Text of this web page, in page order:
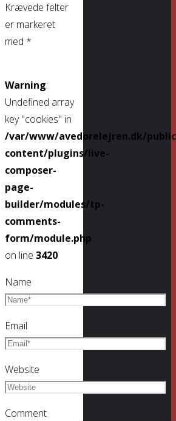
Krævede felter
er markeret
med *
Warning:
Undefined array
key "cookies" in
/var/www/avedorelejren.dk/
content/plugins/live-
composer-
page-
builder/modules/tp-
comments-
form/module.php
on line 3420
Name
Email
Website
Comment